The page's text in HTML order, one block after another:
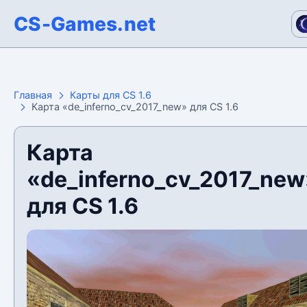
CS-Games.net
Главная
Карты для CS 1.6
Карта «de_inferno_cv_2017_new» для CS 1.6
Карта
для CS 1.6